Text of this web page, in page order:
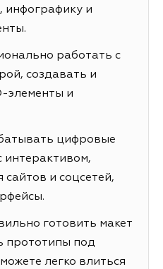
инфографику и
работать с
создавать и
элементы и
цифровые
интерактивом,
сайтов и соцсетей,
готовить макет
прототипы под
легко влиться